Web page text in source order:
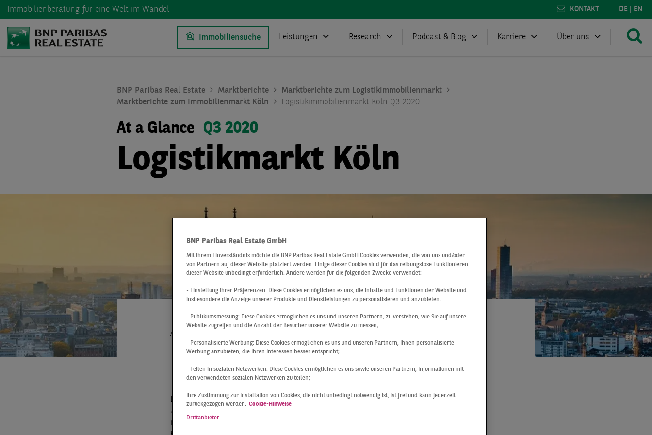
Immobilienberatung für eine Welt im Wandel DE EN
KONTAKT
Immobiliensuche Leistungen Research Podcast & Blog Karriere Über uns
BNP Paribas Real Estate Marktberichte
Marktberichte zum Logistikimmobilienmarkt
Marktberichte zum Immobilienmarkt Köln
Logistikimmobilienmarkt Köln Q3 2020
At a Glance Q3 2020
Logistikmarkt Köln
At a Glance
ÜBERDURCHSCHNITTLICHES
DRITTES QUARTAL
Der Kölner Logistikmarkt ist verhalten in das neue Jahr gestartet und konnte auch im
zweiten Quartal keine Fahrt aufnehmen. Der vielerorts während des Lockdowns
registrierte sprunghafte Anstieg des Lagerflächenbedarfs vor allem seitens
BNP Paribas Real Estate GmbH
Mit Ihrem Einverständnis möchte die BNP Paribas Real Estate GmbH Cookies verwenden, die von uns und/oder
von Partnern auf dieser Website platziert werden. Einige dieser Cookies sind für das reibungslose Funktionieren
dieser Website unbedingt erforderlich. Andere werden für die folgenden Zwecke verwendet:
- Einstellung Ihrer Präferenzen: Diese Cookies ermöglichen es uns, die Inhalte und Funktionen der Website und
insbesondere die Anzeige unserer Produkte und Dienstleistungen zu personalisieren und anzubieten;
- Publikumsmessung: Diese Cookies ermöglichen es uns und unseren Partnern, zu verstehen, wie Sie auf unsere
Website zugreifen und die Anzahl der Besucher unserer Website zu messen;
- Personalisierte Werbung: Diese Cookies ermöglichen es uns und unseren Partnern, Ihnen personalisierte
Werbung anzubieten, die Ihren Interessen besser entspricht;
- Teilen in sozialen Netzwerken: Diese Cookies ermöglichen es uns sowie unseren Partnern, Informationen mit
den verwendeten sozialen Netzwerken zu teilen;
Ihre Zustimmung zur Installation von Cookies, die nicht unbedingt notwendig ist, ist frei und kann jederzeit
zurückgezogen werden. Cookie-Hinweise
Drittanbieter